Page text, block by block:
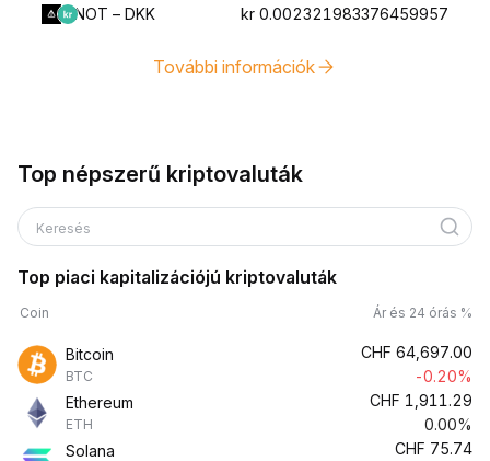
NOT – DKK kr 0.002321983376459957
További információk
Top népszerű kriptovaluták
Keresés
Top piaci kapitalizációjú kriptovaluták
Coin Ár és 24 órás %
Bitcoin
BTC
CHF 64,697.00
-0.20%
Ethereum
ETH
CHF 1,911.29
0.00%
Solana
CHF 75.74